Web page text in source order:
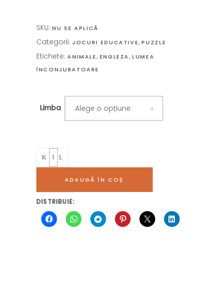
SKU: NU SE APLICĂ
Categorii: JOCURI EDUCATIVE,PUZZLE
Etichete: ANIMALE, ENGLEZA,LUMEA
ÎNCONJURATOARE
Limba Alege o opțiune
Quantity
ADAUGĂ ÎN COȘ
DISTRIBUIE: